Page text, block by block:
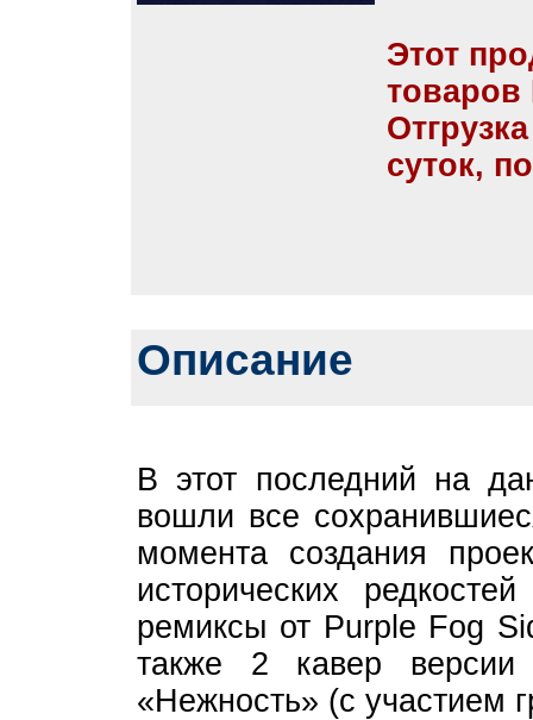
Этот
товаров
суток,
Описание
В этот последний на
вошли все
момента создания
исторических
ремиксы от Purple Fog
также 2 кавер
«Нежность» (с участием